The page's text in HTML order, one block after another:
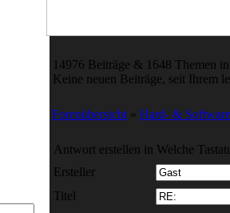
14976 Beiträge & 1648 Themen
Keine neuen Beiträge, seit Ihrem
Forenübersicht » Hard- &
Antwort erstellen in Welche
Ersteller
Titel